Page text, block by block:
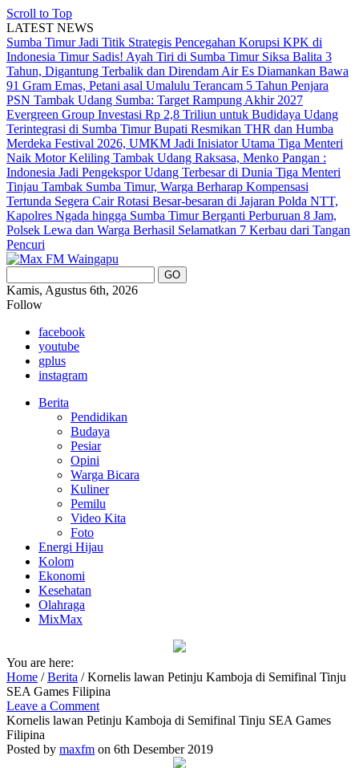
Scroll to Top
LATEST NEWS
Sumba Timur Jadi Titik Strategis Pencegahan Korupsi KPK di
Indonesia Timur Sadis! Ayah Tiri di Sumba Timur Siksa Balita 3
Tahun, Digantung Terbalik dan Direndam Air Es Diamankan Bawa
91 Gram Emas, Petani asal Umalulu Terancam 5 Tahun Penjara
PSN Tambak Udang Sumba: Target Rampung Akhir 2027
Evergreen Group Investasi Rp 2,8 Triliun untuk Budidaya Udang
Terintegrasi di Sumba TimurBupati Resmikan THR dan Humba
Merdeka Festival 2026, UMKM Jadi Inisiator Utama Tiga Menteri
Naik Motor Keliling Tambak Udang Raksasa, Menko Pangan :
Indonesia Jadi Pengekspor Udang Terbesar di Dunia Tiga Menteri
Tinjau Tambak Sumba Timur, Warga Berharap Kompensasi
Tertunda Segera CairRotasi Besar-besaran di Jajaran Polda NTT,
Kapolres Ngada hingga Sumba Timur Berganti Perburuan 8 Jam,
Polsek Lewa dan Warga Berhasil Selamatkan 7 Kerbau dari Tangan
Pencuri
Kamis, Agustus 6th, 2026
Follow
facebook
youtube
gplus
instagram
Berita
Pendidikan
Budaya
Pesiar
Opini
Warga Bicara
Kuliner
Pemilu
Video Kita
Foto
Energi Hijau
Kolom
Ekonomi
Kesehatan
Olahraga
MixMax
You are here:
Home /Berita /Kornelis lawan Petinju Kamboja di Semifinal Tinju
SEA Games Filipina
Leave a Comment
Kornelis lawan Petinju Kamboja di Semifinal Tinju SEA Games
Filipina
Posted by maxfm on 6th Desember 2019